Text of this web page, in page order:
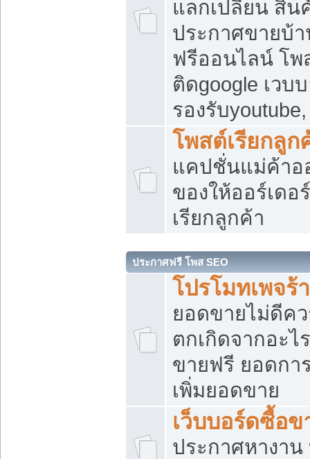
แลกเปลี่ยน สิน
ประกาศขายบ้
ฟรีออนไลน์ โพ
ติดgoogle เวบ
รองรับ
โพสต์เรียกลูก
แคปชั่นแม่ค้าอ
ของให้ออร์เดอ
เรียกลูกค้า
ประกาศฟรี โพส SEO
โปรโมทเพจร้
ยอดขายไม่ดีค
ตกเกิดจากอะไ
ขายฟรี ยอดกา
เพิ่มยอดขาย
เว็บบอร์ดซื้อข
ประกาศหางาน